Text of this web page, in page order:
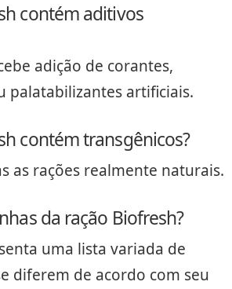
contém aditivos
adição de corantes,
palatabilizantes artificiais.
contém transgênicos?
as rações realmente naturais.
da ração Biofresh?
uma lista variada de
diferem de acordo com seu